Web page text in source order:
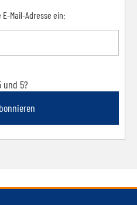
Mail-Adresse ein:
und 5?